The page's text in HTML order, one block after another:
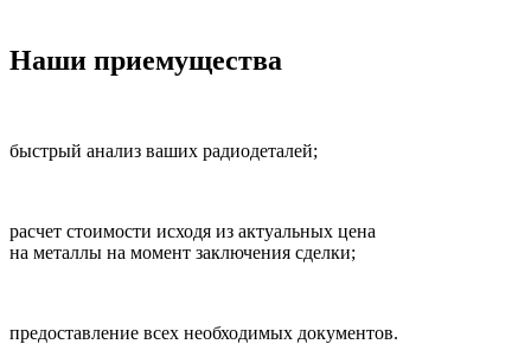
Наши приемущества
быстрый анализ ваших радиодеталей;
расчет стоимости исходя из актуальных цена
на металлы на момент заключения сделки;
предоставление всех необходимых документов.